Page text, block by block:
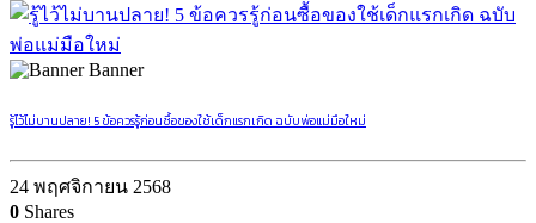
Banner
รู้ไว้ไม่บานปลาย! 5 ข้อควรรู้ก่อนซื้อของใช้เด็กแรกเกิด ฉบับพ่อแม่มือใหม่
24 พฤศจิกายน 2568
0 Shares